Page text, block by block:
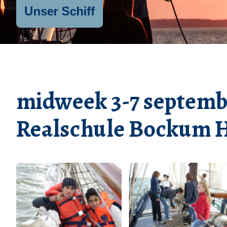
Unser Schiff
midweek 3-7
Realschule Bockum